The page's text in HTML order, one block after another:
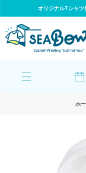
オリジナルTシャ
ホ